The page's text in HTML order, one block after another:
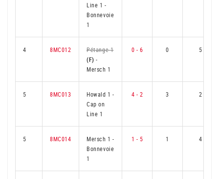
Line 1-
Bonnevoie
1
4 8MC012
Pétange 1
(F) -
Mersch 1
0 - 6 0 5
5 8MC013 Howald 1-
Cap on
Line 1
4 - 2 3 2
5 8MC014 Mersch 1-
Bonnevoie
1
1 - 5 1 4